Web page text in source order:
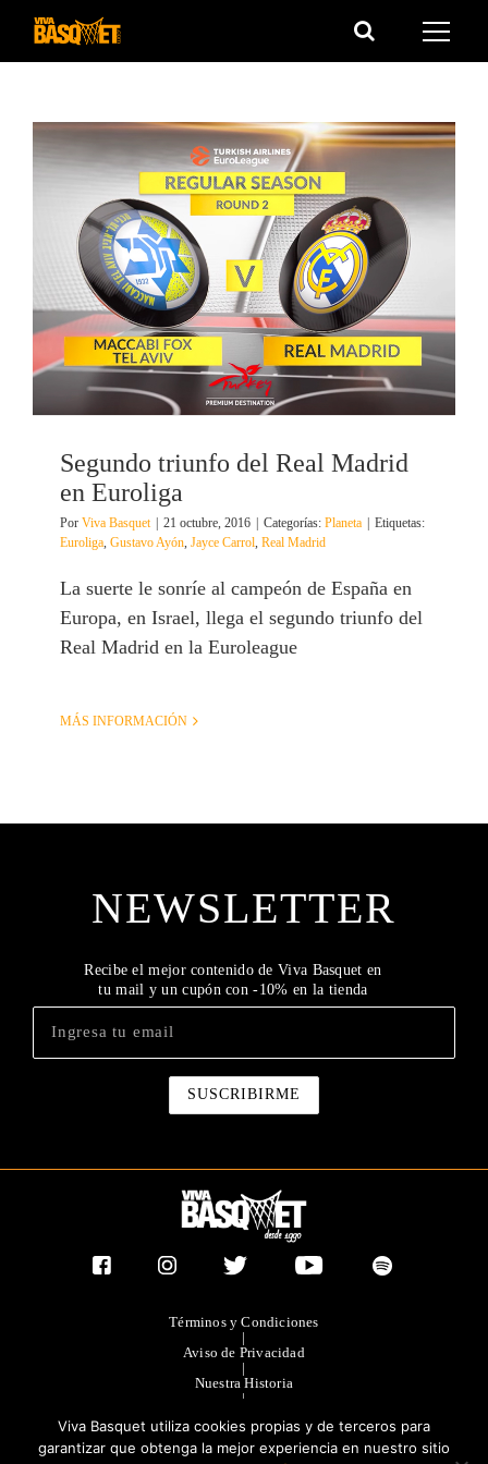
Saltar
Segundo triunfo del Real Madrid
en Euroliga
Por Viva Basquet 21 octubre, 2016 Categorías: Planeta
Etiquetas:
Euroliga, Gustavo Ayón, Jayce Carrol, Real Madrid
La suerte le sonríe al campeón de España en
Europa, en Israel, llega el segundo triunfo del
Real Madrid en la Euroleague
MÁS INFORMACIÓN
NEWSLETTER
Recibe el mejor contenido de Viva Basquet en
tu mail y un cupón con -10% en la tienda
Términos y Condiciones
|
Aviso de Privacidad
|
Nuestra Historia
|
|
Publicidad
Viva Basquet utiliza cookies propias y de terceros para
garantizar que obtenga la mejor experiencia en nuestro sitio